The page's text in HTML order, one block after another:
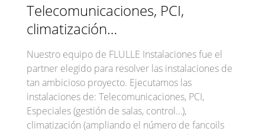
Telecomunicaciones, PCI,
climatización…
Nuestro equipo de FLULLE Instalaciones fue el
partner elegido para resolver las instalaciones de
tan ambicioso proyecto. Ejecutamos las
instalaciones de: Telecomunicaciones, PCI,
Especiales (gestión de salas, control…),
climatización (ampliando el número de fancoils